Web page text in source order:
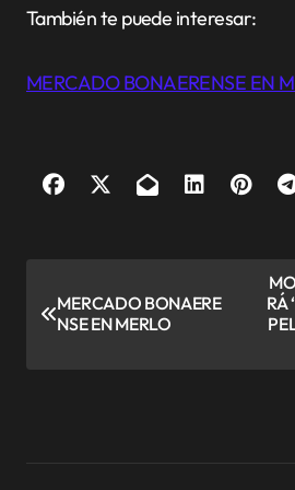
También te puede interesar:
MERCADO BONAERENSE EN
a
MERCADO BONAERE
NSE EN MERLO
RÁ